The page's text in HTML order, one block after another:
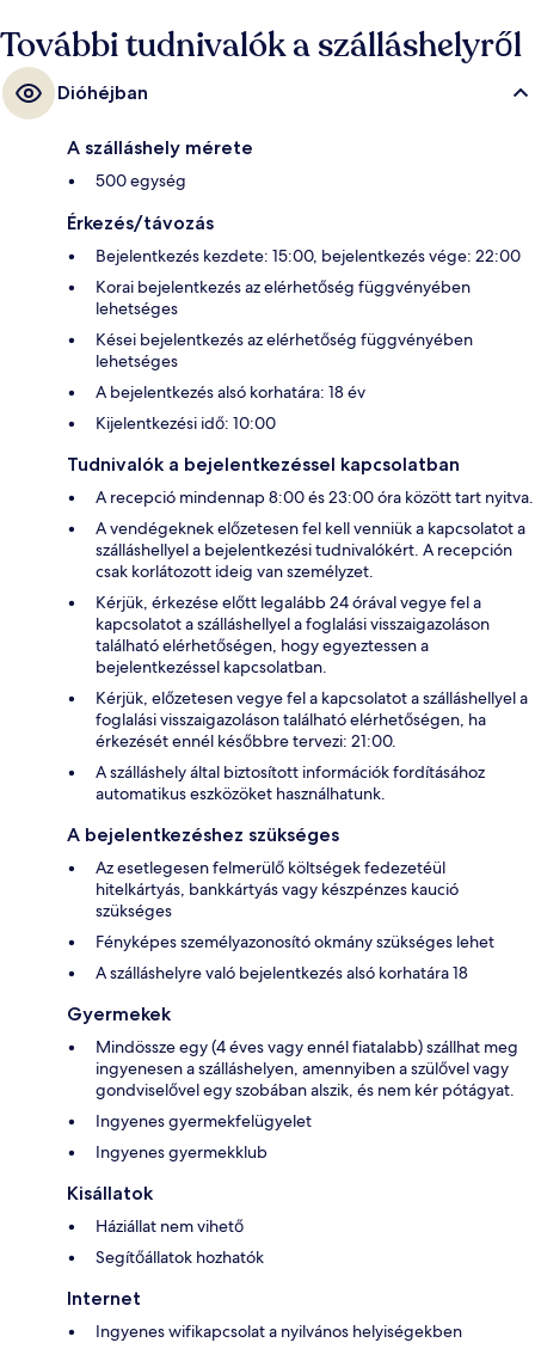
További tudnivalók a szálláshelyről
Dióhéjban
A szálláshely mérete
500 egység
Érkezés/távozás
Bejelentkezés kezdete: 15:00, bejelentkezés vége: 22:00
Korai bejelentkezés az elérhetőség függvényében
lehetséges
Kései bejelentkezés az elérhetőség függvényében
lehetséges
A bejelentkezés alsó korhatára: 18 év
Kijelentkezési idő: 10:00
Tudnivalók a bejelentkezéssel kapcsolatban
A recepció mindennap 8:00 és 23:00 óra között tart nyitva.
A vendégeknek előzetesen fel kell venniük a kapcsolatot a
szálláshellyel a bejelentkezési tudnivalókért. A recepción
csak korlátozott ideig van személyzet.
Kérjük, érkezése előtt legalább 24 órával vegye fel a
kapcsolatot a szálláshellyel a foglalási visszaigazoláson
található elérhetőségen, hogy egyeztessen a
bejelentkezéssel kapcsolatban.
Kérjük, előzetesen vegye fel a kapcsolatot a szálláshellyel a
foglalási visszaigazoláson található elérhetőségen, ha
érkezését ennél későbbre tervezi: 21:00.
A szálláshely által biztosított információk fordításához
automatikus eszközöket használhatunk.
A bejelentkezéshez szükséges
Az esetlegesen felmerülő költségek fedezetéül
hitelkártyás, bankkártyás vagy készpénzes kaució
szükséges
Fényképes személyazonosító okmány szükséges lehet
A szálláshelyre való bejelentkezés alsó korhatára 18
Gyermekek
Mindössze egy (4 éves vagy ennél fiatalabb) szállhat meg
ingyenesen a szálláshelyen, amennyiben a szülővel vagy
gondviselővel egy szobában alszik, és nem kér pótágyat.
Ingyenes gyermekfelügyelet
Ingyenes gyermekklub
Kisállatok
Háziállat nem vihető
Segítőállatok hozhatók
Internet
Ingyenes wifikapcsolat a nyilvános helyiségekben